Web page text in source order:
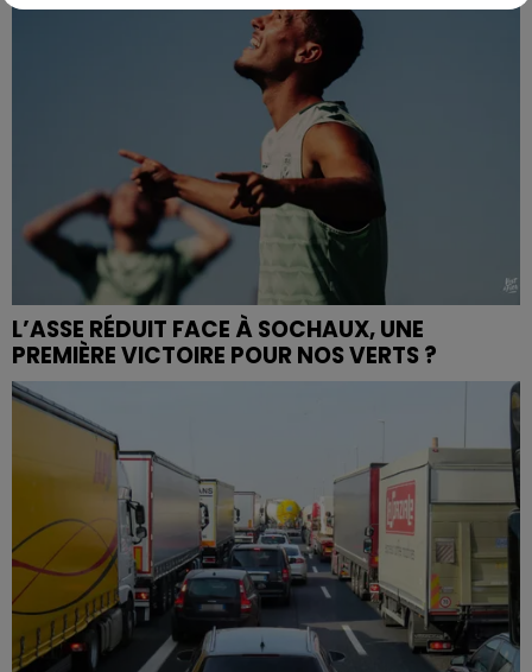
L’ASSE RÉDUIT FACE À SOCHAUX, UNE
PREMIÈRE VICTOIRE POUR NOS VERTS ?